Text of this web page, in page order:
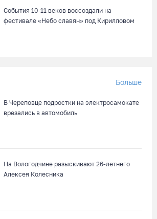
События 10-11 веков воссоздали на
фестивале «Небо славян» под Кирилловом
Больше
В Череповце подростки на электросамокате
врезались в автомобиль
На Вологодчине разыскивают 26-летнего
Алексея Колесника